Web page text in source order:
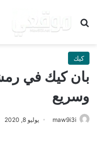
بحث عن
كيك
بان كيك في
وسريع
maw9i3i يوليو 8, 2020